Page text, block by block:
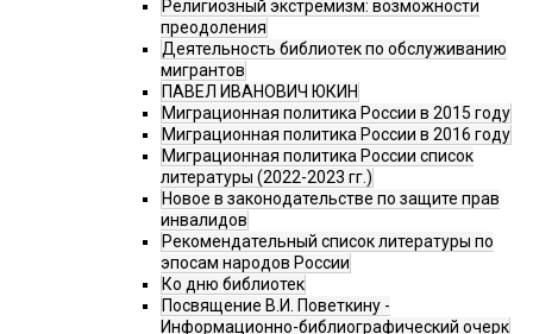
Религиозный экстремизм: возможности
преодоления
Деятельность библиотек по обслуживанию
мигрантов
ПАВЕЛ ИВАНОВИЧ ЮКИН
Миграционная политика России в 2015 году
Миграционная политика России в 2016 году
Миграционная политика России список
литературы (2022-2023 гг.)
Новое в законодательстве по защите прав
инвалидов
Рекомендательный список литературы по
эпосам народов России
Ко дню библиотек
Посвящение В.И. Поветкину -
Информационно-библиографический очерк